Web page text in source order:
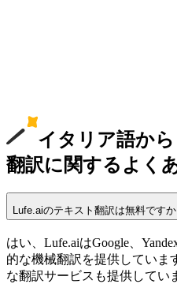
イタリア語か
翻訳に関するよく
Lufe.aiのテキスト翻訳は無料ですか
はい、Lufe.aiはGoogle、
的な機械翻訳を提供してい
な翻訳サービスも提供してい